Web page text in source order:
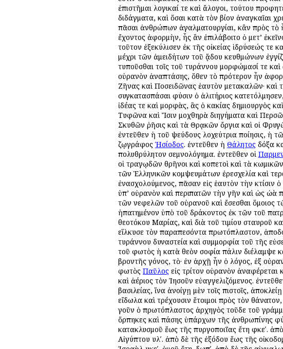
ἐπιστῆμαι λογικαί τε καὶ ἄλογοι, τούτου
διδάγματα, καὶ ὅσαι κατὰ τὸν βίον ἀναγκαῖαι
πᾶσαι ἀνθρώπων ἀγαλματουργίαι, κἂν πρὸς τὸ
ἔχοντος ἀφορμὴν, ἧς ἂν ἐπιλάβοιτο ὁ μετ’
τοῦτον ἐξεκύλισεν ἐκ τῆς οἰκείας ἱδρύσεώς
μέχρι τῶν ἀμειδήτων τοῦ ᾅδου κευθμώνων
τυποῦσθαι τοῖς τοῦ τυράννου μορφώμασί τε
οὐρανὸν ἀναπτάσης, ὅθεν τὸ πρότερον ἦν
Ζῆνας καὶ Ποσειδῶνας ἑαυτὸν μετακαλῶν· καὶ
συγκατασπάσαι φύσιν ὁ ἀλιτήριος
ἰδέας τε καὶ μορφὰς, ἃς ὁ κακίας δημιουργὸς
Τυφῶνα καὶ Ἴσιν μοχθηρὰ διηγήματα καὶ
Σκυθῶν ῥῆσις καὶ τὰ Θρᾳκῶν ὄργια καὶ οἱ
ἐντεῦθεν ἡ τοῦ ψεύδους λοχεύτρια ποίησις, ἡ
ζῳγράφος Ἡσίοδος. ἐντεῦθεν ἡ Θάλητος δόξα
πολυθρύλητον σεμνολόγημα. ἐντεῦθεν οἱ
οἱ τραγῳδῶν θρῆνοι καὶ κοπετοὶ καὶ τὰ
τῶν Ἑλληνικῶν κομψευμάτων ἐρεσχελία καὶ
ἐνασχολούμενος, πᾶσαν εἰς ἑαυτὸν τὴν
ὑπ’ οὐρανὸν καὶ περιπατῶν τὴν γῆν καὶ ὡς ὠὰ
τῶν νεφελῶν τοῦ οὐρανοῦ καὶ ἔσεσθαι ὅμοιος
ἠπατημένον ὑπὸ τοῦ δράκοντος ἐκ τῶν τοῦ
θεοτόκου Μαρίας, καὶ διὰ τοῦ τιμίου σταυροῦ
εἵλκυσε τὸν παραπεσόντα πρωτόπλαστον,
τυράννου δυναστεία καὶ συμμορφία τοῦ τῆς
τοῦ φωτὸς ἡ κατὰ θεὸν σοφία πάλιν διέλαμψε
βροντῆς γόνος, τὸ· ἐν ἀρχῇ ἦν ὁ λόγος, ἐξ
φωτὸς Παῦλος εἰς τρίτον οὐρανὸν
καὶ ἀέριος τὸν Ἰησοῦν εὐαγγελιζόμενος.
βασιλείας, ἵνα ἀνοίγῃ μὲν τοῖς πιστοῖς,
εἴδωλα καὶ τρέχουσιν ἕτοιμοι πρὸς τὸν
γοῦν ὁ πρωτόπλαστος ἀρχηγὸς τοῦδε τοῦ
ὅρπηκες καὶ πάσης ὑπάρχων τῆς ἀνθρωπίνης
κατακλυσμοῦ ἕως τῆς πυργοποιΐας ἔτη φκεʹ.
Αἰγύπτου υλʹ. ἀπὸ δὲ τῆς ἐξόδου ἕως τῆς